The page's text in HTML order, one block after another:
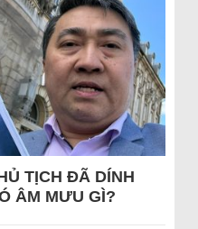
TỊCH ĐÃ DÍNH
ÂM MƯU GÌ?